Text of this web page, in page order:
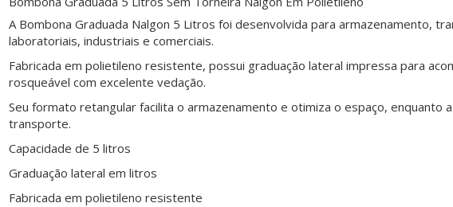
A Bombona Graduada Nalgon 5 Litros foi desenvolvida para armazenamento,
laboratoriais, industriais e comerciais.
Fabricada em polietileno resistente, possui graduação lateral impressa para
rosqueável com excelente vedação.
Seu formato retangular facilita o armazenamento e otimiza o espaço, enquanto
transporte.
Capacidade de 5 litros
Graduação lateral em litros
Fabricada em polietileno resistente